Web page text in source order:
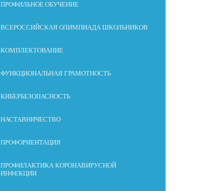
ПРОФИЛЬНОЕ ОБУЧЕНИЕ
ВСЕРОССИЙСКАЯ ОЛИМПИАДА ШКОЛЬНИКОВ
КОМПЛЕКТОВАНИЕ
ФУНКЦИОНАЛЬНАЯ ГРАМОТНОСТЬ
КИБЕРБЕЗОПАСНОСТЬ
НАСТАВНИЧЕСТВО
ПРОФОРИЕНТАЦИЯ
ПРОФИЛАКТИКА КОРОНАВИРУСНОЙ
ИНФЕКЦИИ